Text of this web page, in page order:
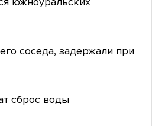
соседа, задержали при
сброс воды